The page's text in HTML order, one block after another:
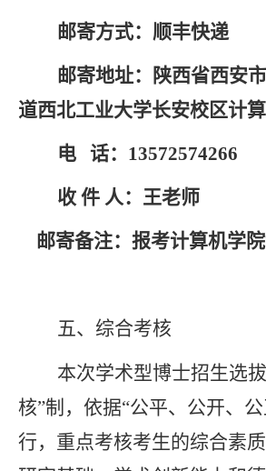
邮寄方式：顺丰快递
邮寄地址：陕西省西安
道西北工业大学长安校区计
电
话： 13572574266
收 件 人：王老师
邮寄备注：报考计算机学
五、综合考核
本次学术型博士招生选
核”制，依据“公平、公开、
行，重点考核考生的综合素质